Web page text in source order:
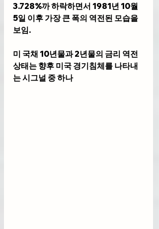
3.728%까 하락하면서 1981년 10월
5일 이후 가장 큰 폭의 역전된 모습을
보임.
미 국채 10년물과 2년물의 금리 역전
상태는 향후 미국 경기침체를 나타내
는 시그널 중 하나